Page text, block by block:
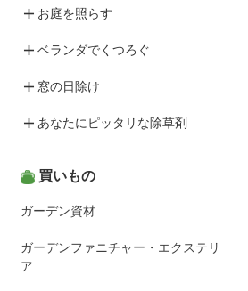
お庭を照らす
ベランダでくつろぐ
窓の日除け
あなたにピッタリな除草剤
買いもの
ガーデン資材
ガーデンファニチャー・エクステリ
ア